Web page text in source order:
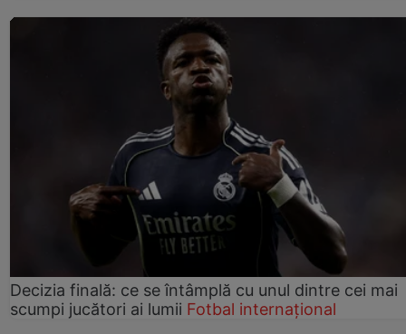
Decizia finală: ce se întâmplă cu unul dintre cei mai
scumpi jucători ai lumii Fotbal internațional